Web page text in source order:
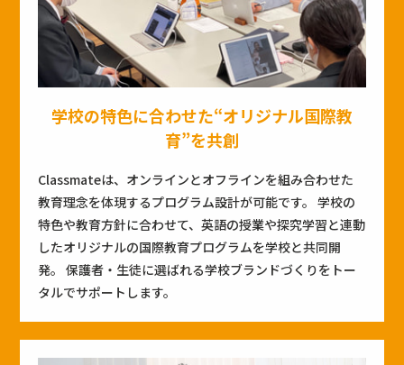
学校の特色に合わせた“オリジナル国際教
育”を共創
Classmateは、オンラインとオフラインを組み合わせた
教育理念を体現するプログラム設計が可能です。 学校の
特色や教育方針に合わせて、英語の授業や探究学習と連動
したオリジナルの国際教育プログラムを学校と共同開
発。 保護者・生徒に選ばれる学校ブランドづくりをトー
タルでサポートします。